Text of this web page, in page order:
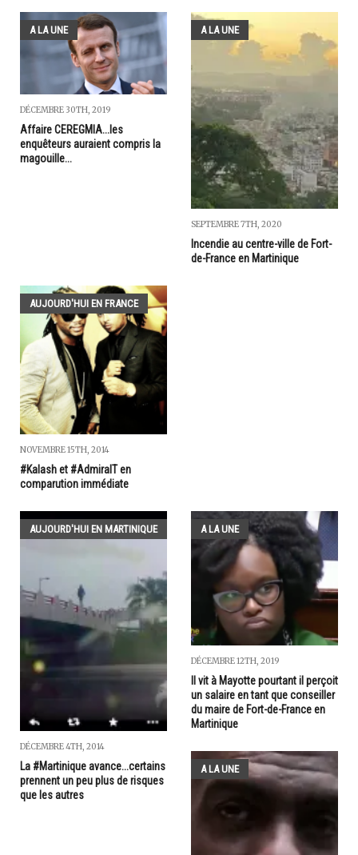
A LA UNE
DÉCEMBRE 30TH, 2019
Affaire CEREGMIA...les
enquêteurs auraient compris la
magouille...
A LA UNE
SEPTEMBRE 7TH, 2020
Incendie au centre-ville de Fort-
de-France en Martinique
AUJOURD'HUI EN FRANCE
NOVEMBRE 15TH, 2014
#Kalash et #AdmiralT en
comparution immédiate
AUJOURD'HUI EN MARTINIQUE
DÉCEMBRE 4TH, 2014
La #Martinique avance...certains
prennent un peu plus de risques
que les autres
A LA UNE
DÉCEMBRE 12TH, 2019
Il vit à Mayotte pourtant il perçoit
un salaire en tant que conseiller
du maire de Fort-de-France en
Martinique
A LA UNE